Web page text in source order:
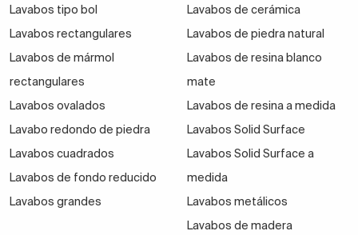
y a los golpes.
Lavabos de uno o dos senos
¿Te hace falta un mueble con lavamanos simple o
lavabos dobles
comodidad, armonía y son muy prácticos.
En cuanto a colores, no tienes que conformarte con el
típico lavabo blanco brillante si no quieres. Si te
Lavabos tipo bol
Lavabos rectangulares
Lavabos de mármol
rectangulares
Lavabos ovalados
Lavabo redondo de piedra
Lavabos cuadrados
Lavabos de fondo reducido
Lavabos grandes
Lavabos de cerámica
Lavabos de piedra natural
Lavabos de resina blanco
mate
Lavabos de resina a medida
Lavabos Solid Surface
Lavabos Solid Surface a
medida
Lavabos metálicos
Lavabos de madera